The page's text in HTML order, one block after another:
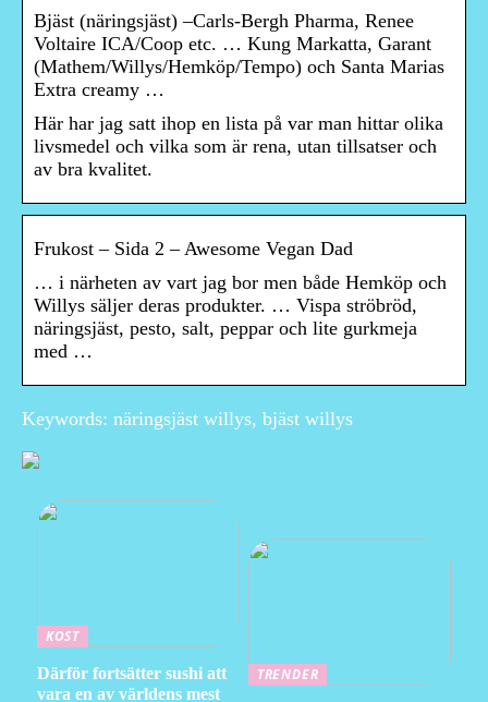
Bjäst (näringsjäst) –Carls-Bergh Pharma, Renee
Voltaire ICA/Coop etc. … Kung Markatta, Garant
(Mathem/Willys/Hemköp/Tempo) och Santa Marias
Extra creamy …
Här har jag satt ihop en lista på var man hittar olika
livsmedel och vilka som är rena, utan tillsatser och
av bra kvalitet.
Frukost – Sida 2 – Awesome Vegan Dad
… i närheten av vart jag bor men både Hemköp och
Willys säljer deras produkter. … Vispa ströbröd,
näringsjäst, pesto, salt, peppar och lite gurkmeja
med …
Keywords: näringsjäst willys, bjäst willys
KOST
Därför fortsätter sushi att
vara en av världens mest
TRENDER